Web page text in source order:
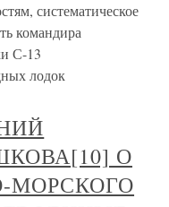
систематическое
командира
С-13
лодок
О
МОРСКОГО